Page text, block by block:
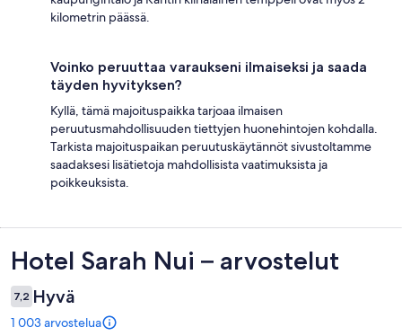
kilometrin päässä.
Voinko peruuttaa varaukseni ilmaiseksi ja saada
täyden hyvityksen?
Kyllä, tämä majoituspaikka tarjoaa ilmaisen
peruutusmahdollisuuden tiettyjen huonehintojen kohdalla.
Tarkista majoituspaikan peruutuskäytännöt sivustoltamme
saadaksesi lisätietoja mahdollisista vaatimuksista ja
poikkeuksista.
Arvostelut
Hotel Sarah Nui – arvostelut
7,2 Hyvä
1 003 arvostelua